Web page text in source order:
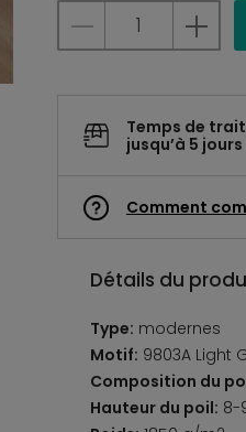
Temps de
jusqu’à 5
Comment
Détails du
Type: modernes
Motif: 9803A Light
Composition du
Hauteur du poil: 8-